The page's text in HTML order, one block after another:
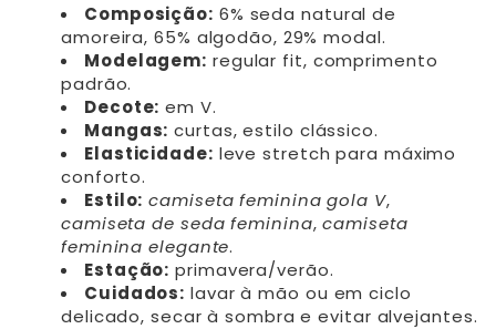
Composição: 6% seda natural de
amoreira, 65% algodão, 29% modal.
Modelagem: regular fit, comprimento
padrão.
Decote: em V.
Mangas: curtas, estilo clássico.
Elasticidade: leve stretch para máximo
conforto.
Estilo: camiseta feminina gola V,
camiseta de seda feminina,camiseta
feminina elegante.
Estação: primavera/verão.
Cuidados: lavar à mão ou em ciclo
delicado, secar à sombra e evitar alvejantes.